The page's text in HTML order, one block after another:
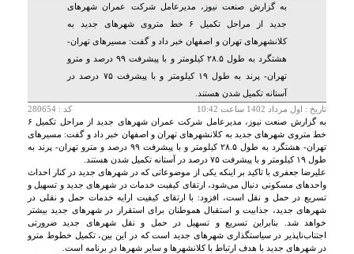
به گزارش صنعت نیوز، مدیرعامل شرکت عمران شهرهای
جدید از مراحل تکمیل ۶ خط متروی شهرهای جدید به
کلانشهرهای تهران و اصفهان خبر داد و گفت: مسیرهای تهران-
هشتگرد به طول ۲۸.۵ کیلومتر و با پیشرفت ۹۹ درصد و مترو
تهران- پرند به طول ۱۹ کیلومتر و با پیشرفت ۷۵ درصد در
آستانه تکمیل شدن هستند.
تاريخ : اول مرداد 1402 ساعت 10:42
کد : 280654
به گزارش صنعت نیوز، مدیرعامل شرکت عمران شهرهای جدید از مراحل تکمیل ۶
خط متروی شهرهای جدید به کلانشهرهای تهران و اصفهان خبر داد و گفت: مسیرهای
تهران- هشتگرد به طول ۲۸.۵ کیلومتر و با پیشرفت ۹۹ درصد و مترو تهران- پرند به
طول ۱۹ کیلومتر و با پیشرفت ۷۵ درصد در آستانه تکمیل شدن هستند.
علیرضا جعفری با تاکید بر اینکه یکی از موضوعاتی که در شهرهای جدید در کنار احداث
واحدهای مسکونی دنبال می‌شود، ارتقای کیفیت خدمات در شهرهای جدید و تسهیل و
تسریع در حمل و نقل است، افزود: با ارتقای کیفیت ارایه خدمات حمل و نقلی در
شهرهای جدید، جذابیت و استقبال هموطنان برای استقرار در شهرهای جدید بیشتر
خواهد شد. بنابراین تسریع و تسهیل در حمل و نقل شهرهای جدید ضرورتی
اجتناب‌ناپذیر در سیاستگذاری‌ شهرهای جدید است که در این بین، تکمیل خطوط مترو
در شهرهای جدید با هدف ارتباط با کلانشهرها و سایر شهرها در برنامه است.